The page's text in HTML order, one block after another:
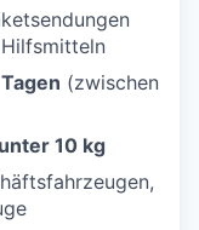
(zwischen
10 kg